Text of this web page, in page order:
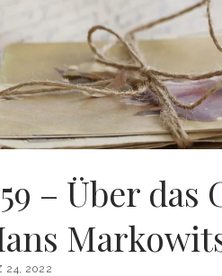
– Über das
24, 2022